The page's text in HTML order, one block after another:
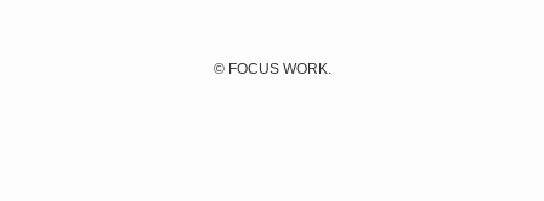
©FOCUS WORK.